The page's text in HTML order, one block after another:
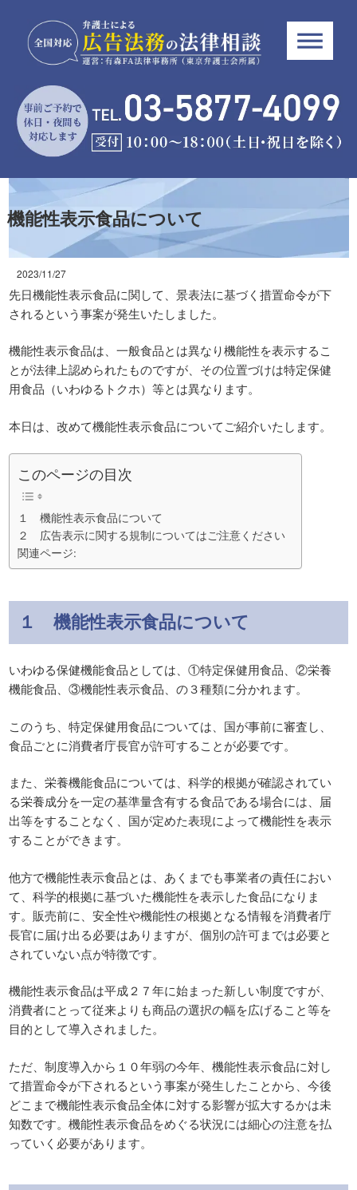
機能性表示食品について
2023/11/27
先日機能性表示食品に関して、景表法に基づく措置命令が下
されるという事案が発生いたしました。
機能性表示食品は、一般食品とは異なり機能性を表示するこ
とが法律上認められたものですが、その位置づけは特定保健
用食品（いわゆるトクホ）等とは異なります。
本日は、改めて機能性表示食品についてご紹介いたします。
このページの目次
１ 機能性表示食品について
２ 広告表示に関する規制についてはご注意ください
関連ページ:
１ 機能性表示食品について
いわゆる保健機能食品としては、①特定保健用食品、②栄養
機能食品、③機能性表示食品、の３種類に分かれます。
このうち、特定保健用食品については、国が事前に審査し、
食品ごとに消費者庁長官が許可することが必要です。
また、栄養機能食品については、科学的根拠が確認されてい
る栄養成分を一定の基準量含有する食品である場合には、届
出等をすることなく、国が定めた表現によって機能性を表示
することができます。
他方で機能性表示食品とは、あくまでも事業者の責任におい
て、科学的根拠に基づいた機能性を表示した食品になりま
す。販売前に、安全性や機能性の根拠となる情報を消費者庁
長官に届け出る必要はありますが、個別の許可までは必要と
されていない点が特徴です。
機能性表示食品は平成２７年に始まった新しい制度ですが、
消費者にとって従来よりも商品の選択の幅を広げること等を
目的として導入されました。
ただ、制度導入から１０年弱の今年、機能性表示食品に対し
て措置命令が下されるという事案が発生したことから、今後
どこまで機能性表示食品全体に対する影響が拡大するかは未
知数です。機能性表示食品をめぐる状況には細心の注意を払
っていく必要があります。